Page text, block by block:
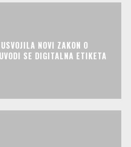
NOVI ZAKON O
SE DIGITALNA ETIKETA